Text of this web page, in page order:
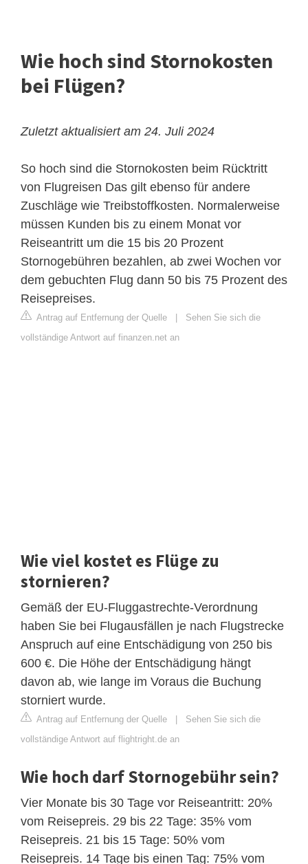
Wie hoch sind Stornokosten
bei Flügen?
Zuletzt aktualisiert am 24. Juli 2024
So hoch sind die Stornokosten beim Rücktritt
von Flugreisen Das gilt ebenso für andere
Zuschläge wie Treibstoffkosten. Normalerweise
müssen Kunden bis zu einem Monat vor
Reiseantritt um die 15 bis 20 Prozent
Stornogebühren bezahlen, ab zwei Wochen vor
dem gebuchten Flug dann 50 bis 75 Prozent des
Reisepreises.
Antrag auf Entfernung der Quelle
Sehen Sie sich die
vollständige Antwort auf finanzen.net an
Wie viel kostet es Flüge zu
stornieren?
Gemäß der EU-Fluggastrechte-Verordnung
haben Sie bei Flugausfällen je nach Flugstrecke
Anspruch auf eine Entschädigung von 250 bis
600 €. Die Höhe der Entschädigung hängt
davon ab, wie lange im Voraus die Buchung
storniert wurde.
Antrag auf Entfernung der Quelle
Sehen Sie sich die
vollständige Antwort auf flightright.de an
Wie hoch darf Stornogebühr sein?
Vier Monate bis 30 Tage vor Reiseantritt: 20%
vom Reisepreis. 29 bis 22 Tage: 35% vom
Reisepreis. 21 bis 15 Tage: 50% vom
Reisepreis. 14 Tage bis einen Tag: 75% vom